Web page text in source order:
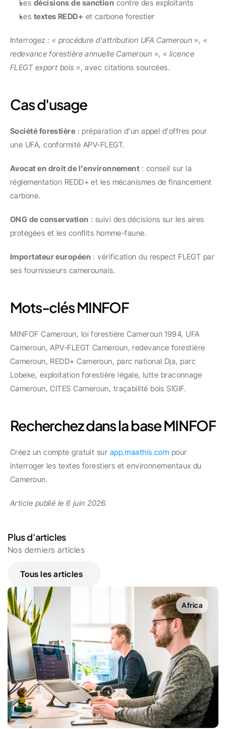
Les décisions de sanction contre des exploitants
Les textes REDD+ et carbone forestier
Interrogez : « procédure d'attribution UFA Cameroun », «
redevance forestière annuelle Cameroun », « licence
FLEGT export bois », avec citations sourcées.
Cas d'usage
Société forestière : préparation d'un appel d'offres pour
une UFA, conformité APV-FLEGT.
Avocat en droit de l'environnement : conseil sur la
réglementation REDD+ et les mécanismes de financement
carbone.
ONG de conservation : suivi des décisions sur les aires
protégées et les conflits homme-faune.
Importateur européen : vérification du respect FLEGT par
ses fournisseurs camerounais.
Mots-clés MINFOF
MINFOF Cameroun, loi forestière Cameroun 1994, UFA
Cameroun, APV-FLEGT Cameroun, redevance forestière
Cameroun, REDD+ Cameroun, parc national Dja, parc
Lobeke, exploitation forestière légale, lutte braconnage
Cameroun, CITES Cameroun, traçabilité bois SIGIF.
Recherchez dans la base MINFOF
Créez un compte gratuit sur app.maathis.com pour
interroger les textes forestiers et environnementaux du
Cameroun.
Article publié le 6 juin 2026.
Plus d'articles
Nos derniers articles
Tous les articles
Africa